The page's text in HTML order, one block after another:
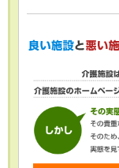
・当個人
内容の訂
止・消去
（「開示
ておりま
「個人情